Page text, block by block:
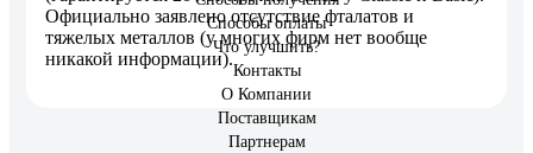
Официально заявлено отсутствие фталатов и
тяжелых металлов (у многих фирм нет вообще
никакой информации).
Способы оплаты
Что улучшить?
Контакты
О Компании
Поставщикам
Партнерам